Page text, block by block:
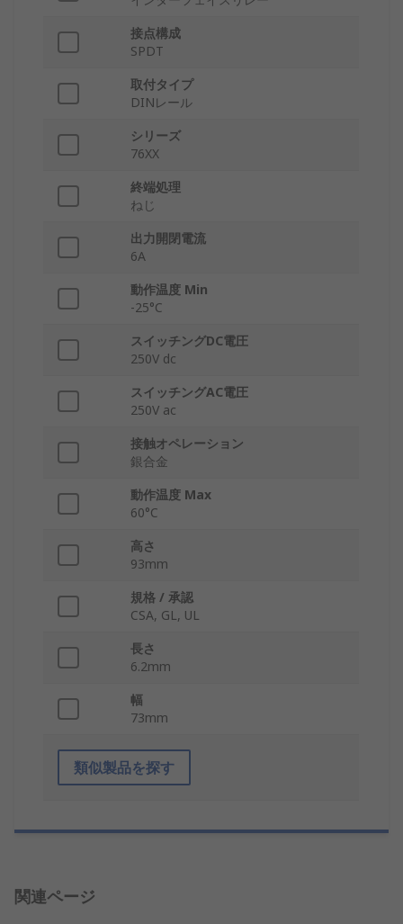
接点構成
SPDT
取付タイプ
DINレール
シリーズ
76XX
終端処理
ねじ
出力開閉電流
6A
動作温度 Min
-25°C
スイッチングDC電圧
250V dc
スイッチングAC電圧
250V ac
接触オペレーション
銀合金
動作温度 Max
60°C
高さ
93mm
規格 / 承認
CSA, GL, UL
長さ
6.2mm
幅
73mm
類似製品を探す
関連ページ